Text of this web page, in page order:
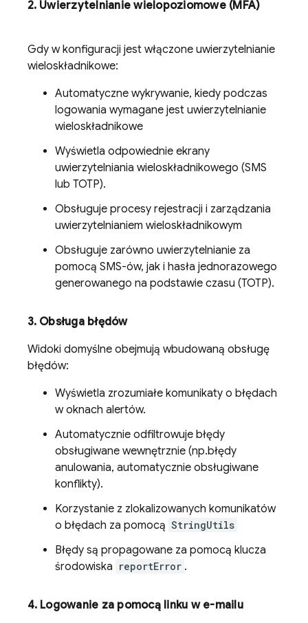
2. Uwierzytelnianie wielopoziomowe (MFA)
Gdy w konfiguracji jest włączone uwierzytelnianie
wieloskładnikowe:
Automatyczne wykrywanie, kiedy podczas
logowania wymagane jest uwierzytelnianie
wieloskładnikowe
Wyświetla odpowiednie ekrany
uwierzytelniania wieloskładnikowego (SMS
lub TOTP).
Obsługuje procesy rejestracji i zarządzania
uwierzytelnianiem wieloskładnikowym
Obsługuje zarówno uwierzytelnianie za
pomocą SMS-ów, jak i hasła jednorazowego
generowanego na podstawie czasu (TOTP).
3. Obsługa błędów
Widoki domyślne obejmują wbudowaną obsługę
błędów:
Wyświetla zrozumiałe komunikaty o błędach
w oknach alertów.
Automatycznie odfiltrowuje błędy
obsługiwane wewnętrznie (np.błędy
anulowania, automatycznie obsługiwane
konflikty).
Korzystanie z zlokalizowanych komunikatów
o błędach za pomocą StringUtils
Błędy są propagowane za pomocą klucza
środowiska reportError .
4. Logowanie za pomocą linku w e-mailu